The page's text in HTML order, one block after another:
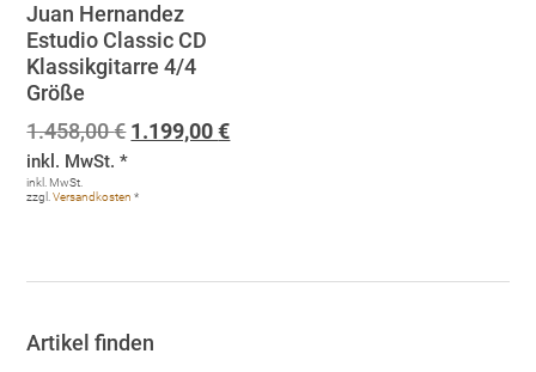
Juan Hernandez
Estudio Classic CD
Klassikgitarre 4/4
Größe
1.458,00€ Ursprünglicher
war:
1.199,00€Aktueller
inkl. MwSt. *
inkl. MwSt.
zzgl.Versandkosten *
Artikel finden